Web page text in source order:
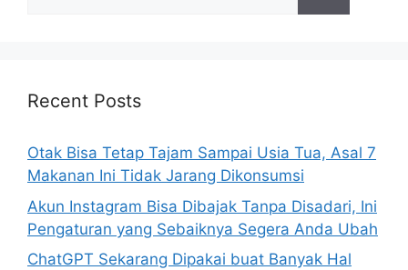
h
r
:
Recent Posts
Otak Bisa Tetap Tajam Sampai Usia Tua, Asal 7
Makanan Ini Tidak Jarang Dikonsumsi
Akun Instagram Bisa Dibajak Tanpa Disadari, Ini
Pengaturan yang Sebaiknya Segera Anda Ubah
ChatGPT Sekarang Dipakai buat Banyak Hal